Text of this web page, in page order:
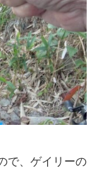
で、ゲイリーの